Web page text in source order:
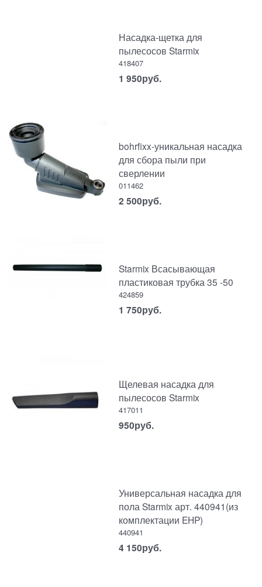
Насадка-щетка для
пылесосов Starmix
418407
1 950руб.
bohrfixx-уникальная насадка
для сбора пыли при
сверлении
011462
2 500руб.
Starmix Всасывающая
пластиковая трубка 35 -50
424859
1 750руб.
Щелевая насадка для
пылесосов Starmix
417011
950руб.
Универсальная насадка для
пола Starmix арт. 440941(из
комплектации EHP)
440941
4 150руб.